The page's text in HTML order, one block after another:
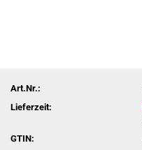
Art.Nr.:
Lieferzeit:
GTIN: